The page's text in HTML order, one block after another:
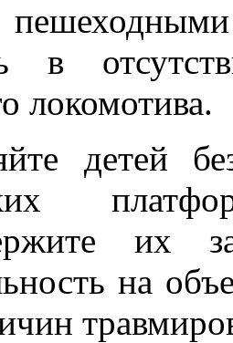
в
локомотива.
детей
их
на